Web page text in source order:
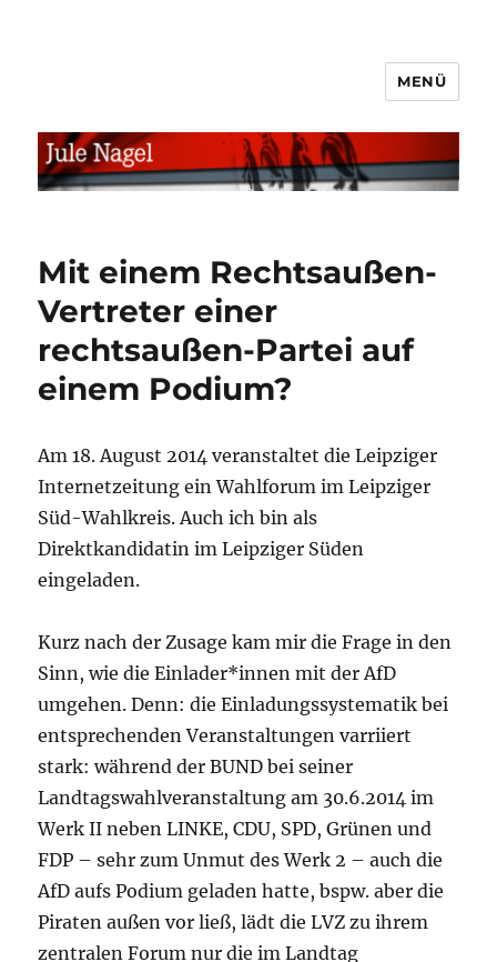
MENÜ
Mit einem Rechtsaußen-
Vertreter einer
rechtsaußen-Partei auf
einem Podium?
Am 18. August 2014 veranstaltet die Leipziger
Internetzeitung ein Wahlforum im Leipziger
Süd-Wahlkreis. Auch ich bin als
Direktkandidatin im Leipziger Süden
eingeladen.
Kurz nach der Zusage kam mir die Frage in den
Sinn, wie die Einlader*innen mit der AfD
umgehen. Denn: die Einladungssystematik bei
entsprechenden Veranstaltungen varriiert
stark: während der BUND bei seiner
Landtagswahlveranstaltung am 30.6.2014 im
Werk II neben LINKE, CDU, SPD, Grünen und
FDP – sehr zum Unmut des Werk 2 – auch die
AfD aufs Podium geladen hatte, bspw. aber die
Piraten außen vor ließ, lädt die LVZ zu ihrem
zentralen Forum nur die im Landtag